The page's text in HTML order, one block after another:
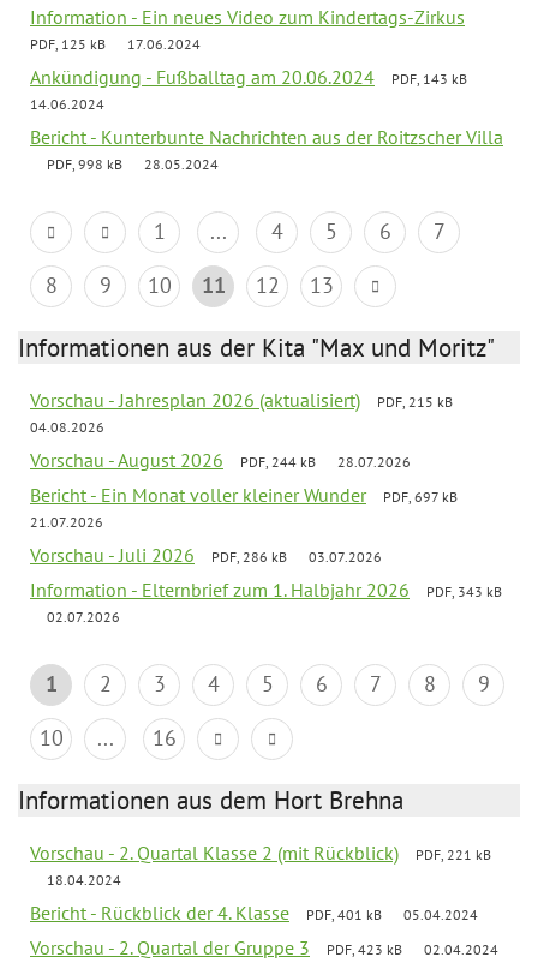
Information - Ein neues Video zum Kindertags-Zirkus
PDF, 125 kB 17.06.2024
Ankündigung - Fußballtag am 20.06.2024
PDF, 143 kB
14.06.2024
Bericht - Kunterbunte Nachrichten aus der Roitzscher Villa
PDF, 998 kB 28.05.2024
1 ... 4 5 6
7
8
9 10 11 12 13
Informationen aus der Kita "Max und Moritz"
Vorschau - Jahresplan 2026 (aktualisiert)
PDF, 215 kB
04.08.2026
Vorschau - August 2026 PDF, 244 kB 28.07.2026
Bericht - Ein Monat voller kleiner Wunder
PDF, 697 kB
21.07.2026
Vorschau - Juli 2026 PDF, 286 kB 03.07.2026
Information - Elternbrief zum 1. Halbjahr 2026
PDF, 343 kB
02.07.2026
1 2 3 4 5 6 7 8
9
10
... 16
Informationen aus dem Hort Brehna
Vorschau - 2. Quartal Klasse 2 (mit Rückblick)
PDF, 221 kB
18.04.2024
Bericht - Rückblick der 4. Klasse PDF, 401 kB 05.04.2024
Vorschau - 2. Quartal der Gruppe 3 PDF, 423 kB 02.04.2024